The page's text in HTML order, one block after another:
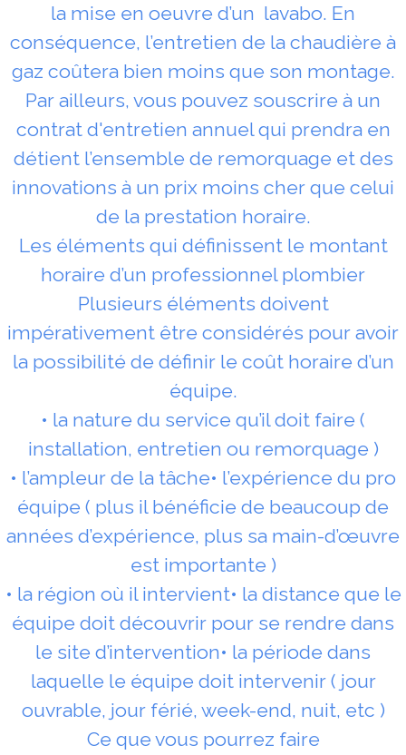
la mise en oeuvre d’un lavabo. En
conséquence, l’entretien de la chaudière à
gaz coûtera bien moins que son montage.
Par ailleurs, vous pouvez souscrire à un
contrat d'entretien annuel qui prendra en
détient l’ensemble de remorquage et des
innovations à un prix moins cher que celui
de la prestation horaire.
Les éléments qui définissent le montant
horaire d’un professionnel plombier
Plusieurs éléments doivent
impérativement être considérés pour avoir
la possibilité de définir le coût horaire d’un
équipe.
• la nature du service qu’il doit faire (
installation, entretien ou remorquage )
• l’ampleur de la tâche• l’expérience du pro
équipe ( plus il bénéficie de beaucoup de
années d’expérience, plus sa main-d’œuvre
est importante )
• la région où il intervient• la distance que le
équipe doit découvrir pour se rendre dans
le site d’intervention• la période dans
laquelle le équipe doit intervenir ( jour
ouvrable, jour férié, week-end, nuit, etc )
Ce que vous pourrez faire